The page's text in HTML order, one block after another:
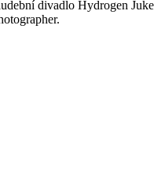
divadlo Hydrogen